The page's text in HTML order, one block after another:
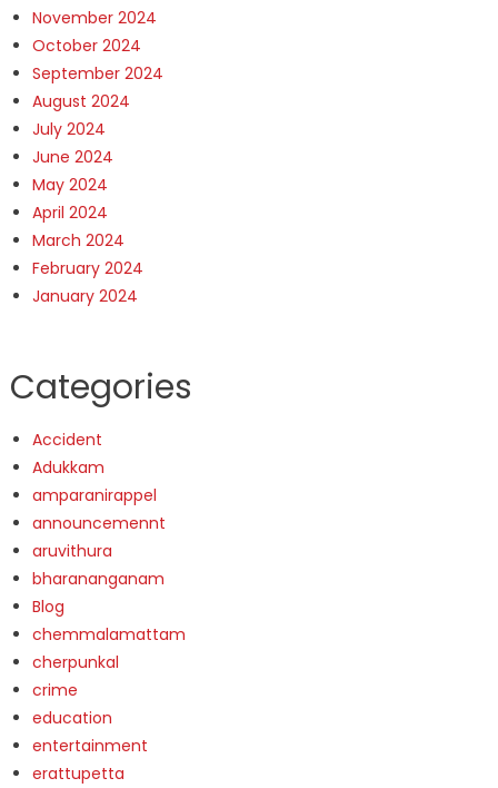
November 2024
October 2024
September 2024
August 2024
July 2024
June 2024
May 2024
April 2024
March 2024
February 2024
January 2024
Categories
Accident
Adukkam
amparanirappel
announcemennt
aruvithura
bharananganam
Blog
chemmalamattam
cherpunkal
crime
education
entertainment
erattupetta